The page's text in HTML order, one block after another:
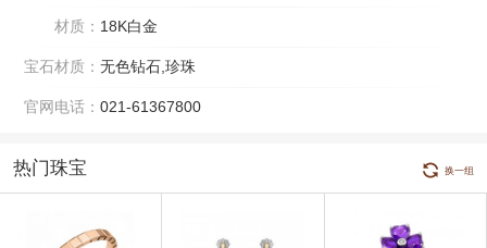
材质： 18K白金
宝石材质： 无色钻石,珍珠
官网电话： 021-61367800
热门珠宝 换一组